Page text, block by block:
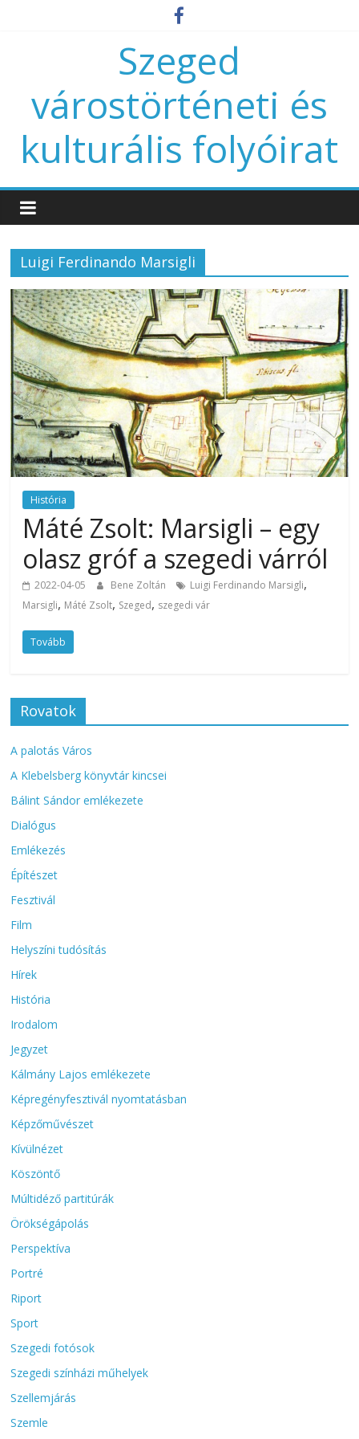
Szeged
várostörténeti és
kulturális folyóirat
Luigi Ferdinando Marsigli
História
Máté Zsolt: Marsigli – egy
olasz gróf a szegedi várról
2022-04-05 Bene Zoltán Luigi Ferdinando Marsigli,
Marsigli, Máté Zsolt, Szeged, szegedi vár
Tovább
Rovatok
A palotás Város
A Klebelsberg könyvtár kincsei
Bálint Sándor emlékezete
Dialógus
Emlékezés
Építészet
Fesztivál
Film
Helyszíni tudósítás
Hírek
História
Irodalom
Jegyzet
Kálmány Lajos emlékezete
Képregényfesztivál nyomtatásban
Képzőművészet
Kívülnézet
Köszöntő
Múltidéző partitúrák
Örökségápolás
Perspektíva
Portré
Riport
Sport
Szegedi fotósok
Szegedi színházi műhelyek
Szellemjárás
Szemle